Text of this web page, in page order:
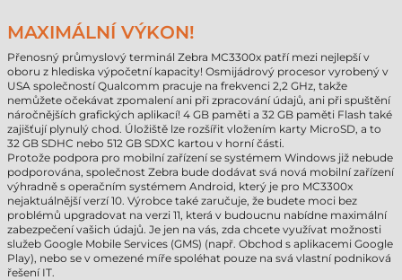
MAXIMÁLNÍ VÝKON!
Přenosný průmyslový terminál Zebra MC3300x patří mezi nejlepší v
oboru z hlediska výpočetní kapacity! Osmijádrový procesor vyrobený v
USA společností Qualcomm pracuje na frekvenci 2,2 GHz, takže
nemůžete očekávat zpomalení ani při zpracování údajů, ani při spuštění
náročnějších grafických aplikací! 4 GB paměti a 32 GB paměti Flash také
zajišťují plynulý chod. Úložiště lze rozšířit vložením karty MicroSD, a to
32 GB SDHC nebo 512 GB SDXC kartou v horní části.
Protože podpora pro mobilní zařízení se systémem Windows již nebude
podporována, společnost Zebra bude dodávat svá nová mobilní zařízení
výhradně s operačním systémem Android, který je pro MC3300x
nejaktuálnější verzí 10. Výrobce také zaručuje, že budete moci bez
problémů upgradovat na verzi 11, která v budoucnu nabídne maximální
zabezpečení vašich údajů. Je jen na vás, zda chcete využívat možnosti
služeb Google Mobile Services (GMS) (např. Obchod s aplikacemi Google
Play), nebo se v omezené míře spoléhat pouze na svá vlastní podniková
řešení IT.